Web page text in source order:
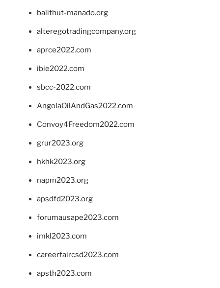
balithut-manado.org
alteregotradingcompany.org
aprce2022.com
ibie2022.com
sbcc-2022.com
AngolaOilAndGas2022.com
Convoy4Freedom2022.com
grur2023.org
hkhk2023.org
napm2023.org
apsdfd2023.org
forumausape2023.com
imkl2023.com
careerfaircsd2023.com
apsth2023.com